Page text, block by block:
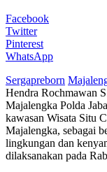
Facebook
Twitter
Pinterest
WhatsApp
Sergapreborn
Hendra Rochmawan
Majalengka Polda
kawasan Wisata Situ
Majalengka, sebagai
lingkungan dan
dilaksanakan pada